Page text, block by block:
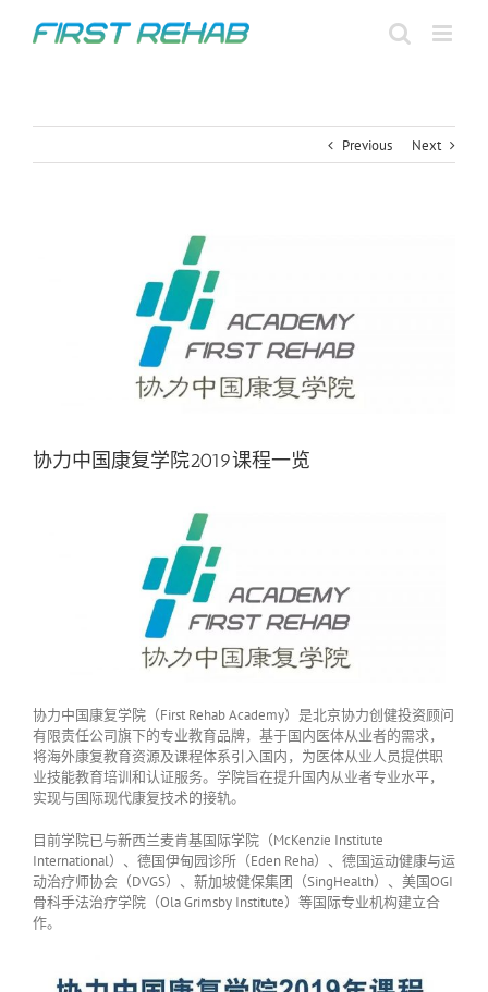
Previous Next
协力中国康复学院2019课程一览
协力中国康复学院（First Rehab Academy）是北京协力创健投资顾问
有限责任公司旗下的专业教育品牌，基于国内医体从业者的需求，
将海外康复教育资源及课程体系引入国内，为医体从业人员提供职
业技能教育培训和认证服务。学院旨在提升国内从业者专业水平，
实现与国际现代康复技术的接轨。
目前学院已与新西兰麦肯基国际学院（McKenzie Institute
International）、德国伊甸园诊所（Eden Reha）、德国运动健康与运
动治疗师协会（DVGS）、新加坡健保集团（SingHealth）、美国OGI
骨科手法治疗学院（Ola Grimsby Institute）等国际专业机构建立合
作。